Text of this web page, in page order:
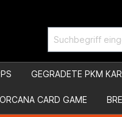
GEGRADETE PKM
CARD GAME